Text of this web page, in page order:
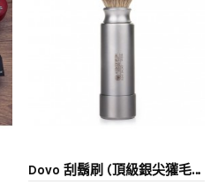
Dovo 刮鬍刷 (頂級銀尖獾毛) 旅用款